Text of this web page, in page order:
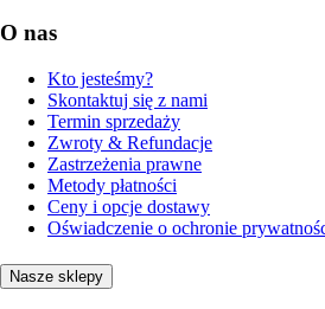
O nas
Kto jesteśmy?
Skontaktuj się z nami
Termin sprzedaży
Zwroty & Refundacje
Zastrzeżenia prawne
Metody płatności
Ceny i opcje dostawy
Oświadczenie o ochronie
Nasze sklepy